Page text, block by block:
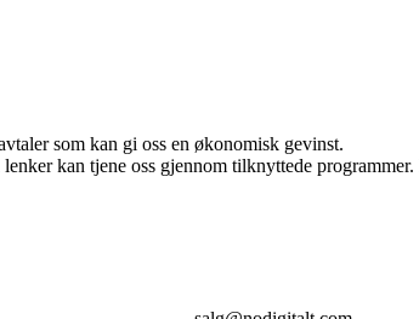
som kan gi oss en økonomisk gevinst.
kan tjene oss gjennom tilknyttede